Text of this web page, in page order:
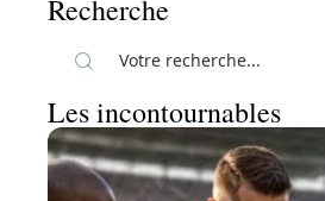
Recherche
Les incontournables